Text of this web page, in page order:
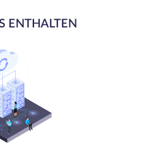
ENTHALTEN